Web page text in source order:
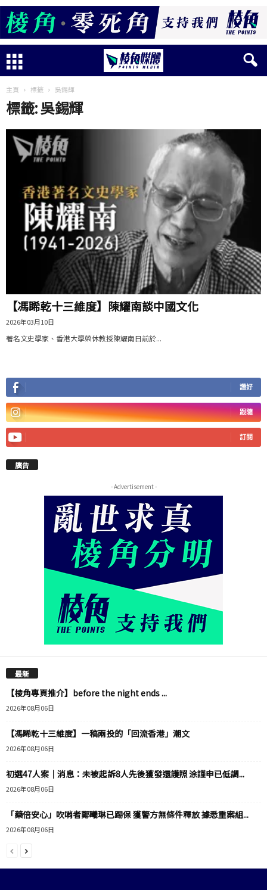
主頁 標籤 吳錫輝
標籤: 吳錫輝
【馮睎乾十三維度】陳耀南談中國文化
2026年03月10日
著名文史學家、香港大學榮休教授陳耀南日前於...
讚好
跟隨
訂閱
廣告
- Advertisement -
最新
【棱角專頁推介】before the night ends ...
2026年08月06日
【馮睎乾十三維度】一稿兩投的「回流香港」潮文
2026年08月06日
初選47人案｜消息：未被起訴8人先後獲發還護照 涂謹申已低調...
2026年08月06日
「藥倍安心」吹哨者鄭曦琳已踢保 獲警方無條件釋放 據悉重案組...
2026年08月06日